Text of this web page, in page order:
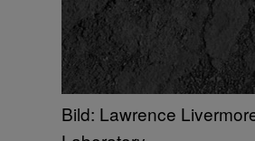
Bild: Lawrence